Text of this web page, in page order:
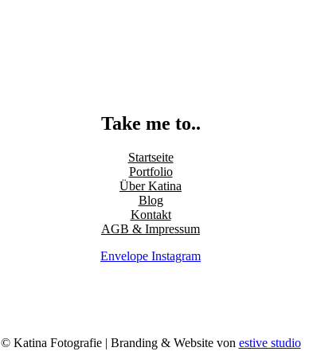
Take me to..
Startseite
Portfolio
Über Katina
Blog
Kontakt
AGB & Impressum
Envelope Instagram
© Katina Fotografie | Branding & Website von estive studio